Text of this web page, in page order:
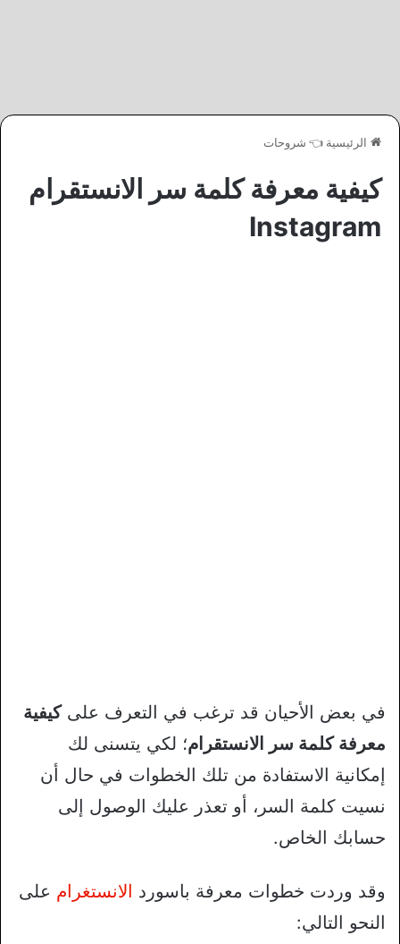
الرئيسية 👈 شروحات
كيفية معرفة كلمة سر الانستقرام
Instagram
في بعض الأحيان قد ترغب في التعرف علىكيفية
معرفة كلمة سر الانستقرام؛ لكي يتسنى لك
إمكانية الاستفادة من تلك الخطوات في حال أن
نسيت كلمة السر، أو تعذر عليك الوصول إلى
حسابك الخاص.
وقد وردت خطوات معرفة باسورد الانستغرام على
النحو التالي: